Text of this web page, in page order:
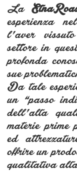
La
esperienza
l’aver
settore in
profonda
sue
Da tale
un “passo
dell’alta
materie
ed
offrire un
qualitativa